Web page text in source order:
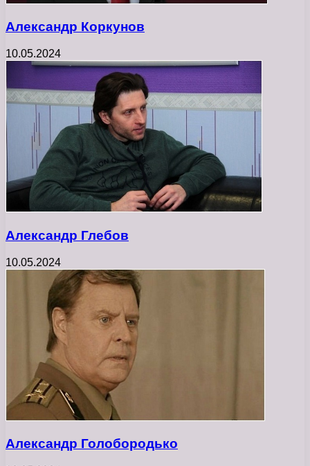
Александр Коркунов
10.05.2024
Александр Глебов
10.05.2024
Александр Голобородько